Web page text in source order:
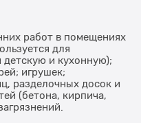
работ в помещениях
для
детскую и кухонную);
игрушек;
разделочных досок и
(бетона, кирпича,